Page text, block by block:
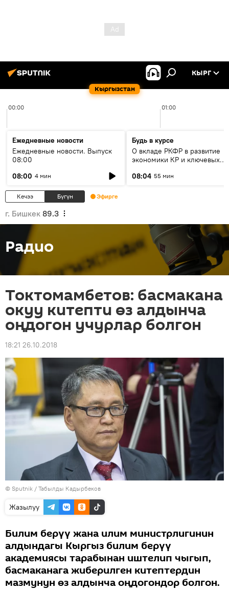
Кыргызстан
КЫРГ
00:00 01:00
Ежедневные новости
Ежедневные новости. Выпуск
08:00
08:00 4 мин
Будь в курсе
О вкладе РКФР в развитие
экономики КР и ключевых
08:04 55 мин
Кечээ Бүгүн Эфирге
г. Бишкек 89.3
Радио
Токтомамбетов: басмакана
окуу китепти өз алдынча
оңдогон учурлар болгон
18:21 26.10.2018
© Sputnik / Табылды Кадырбеков
Жазылуу
Билим берүү жана илим министрлигинин
алдындагы Кыргыз билим берүү
академиясы тарабынан иштелип чыгып,
басмаканага жиберилген китептердин
мазмунун өз алдынча оңдогондор болгон.